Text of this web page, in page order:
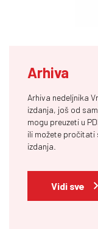
Arhiva
Arhiva nedeljnika
izdanja, još od
mogu preuzeti u
ili možete pročitati
izdanja.
Vidi sve